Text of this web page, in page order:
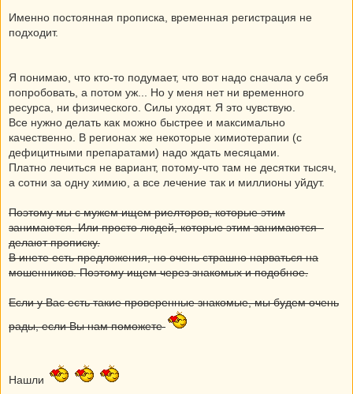
Именно постоянная прописка, временная регистрация не
подходит.
Я понимаю, что кто-то подумает, что вот надо сначала у себя
попробовать, а потом уж... Но у меня нет ни временного
ресурса, ни физического. Силы уходят. Я это чувствую.
Все нужно делать как можно быстрее и максимально
качественно. В регионах же некоторые химиотерапии (с
дефицитными препаратами) надо ждать месяцами.
Платно лечиться не вариант, потому-что там не десятки тысяч,
а сотни за одну химию, а все лечение так и миллионы уйдут.
Поэтому мы с мужем ищем риелторов, которые этим
занимаются. Или просто людей, которые этим занимаются -
делают прописку.
В инете есть предложения, но очень страшно нарваться на
мошенников. Поэтому ищем через знакомых и подобное.
Если у Вас есть такие проверенные знакомые, мы будем очень
рады, если Вы нам поможете
Нашли